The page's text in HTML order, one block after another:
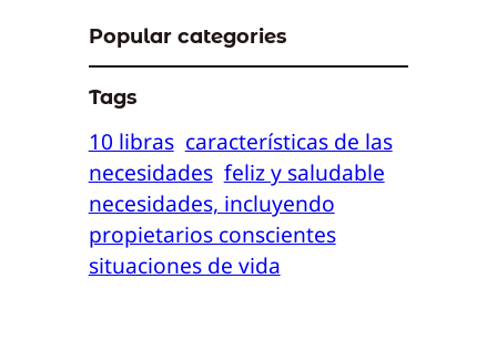
Popular categories
Tags
10 libras características de las
necesidades feliz y saludable
necesidades, incluyendo
propietarios conscientes
situaciones de vida